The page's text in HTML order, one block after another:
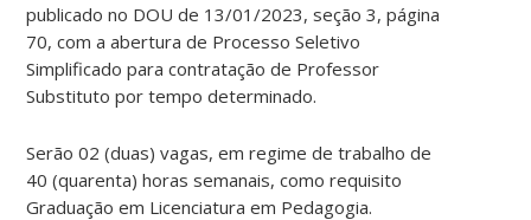
publicado no DOU de 13/01/2023, seção 3, página
70, com a abertura de Processo Seletivo
Simplificado para contratação de Professor
Substituto por tempo determinado.
Serão 02 (duas) vagas, em regime de trabalho de
40 (quarenta) horas semanais, como requisito
Graduação em Licenciatura em Pedagogia.